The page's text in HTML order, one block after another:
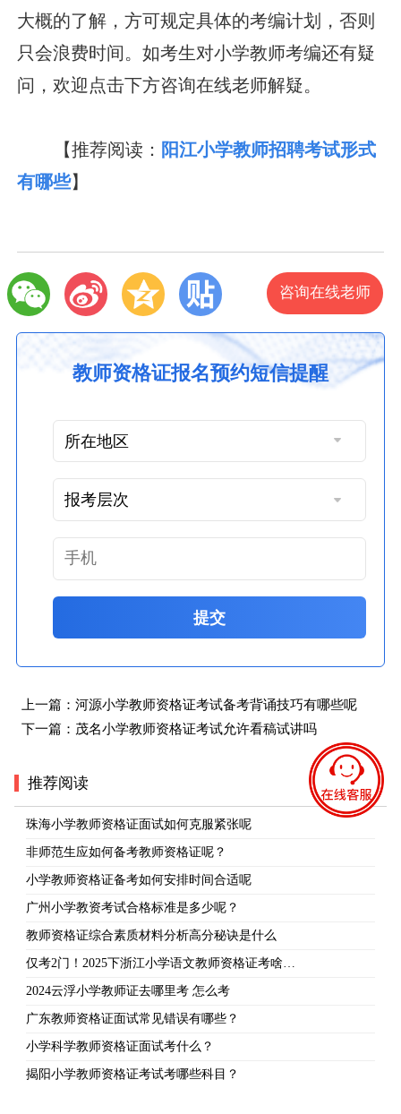
大概的了解，方可规定具体的考编计划，否则
只会浪费时间。如考生对小学教师考编还有疑
问，欢迎点击下方咨询在线老师解疑。
【推荐阅读： 阳江小学教师招聘考试形式
有哪些】
咨询在线老师
教师资格证报名预约短信提醒
提交
上一篇： 河源小学教师资格证考试备考背诵技巧有哪些呢
下一篇： 茂名小学教师资格证考试允许看稿试讲吗
推荐阅读
珠海小学教师资格证面试如何克服紧张呢
非师范生应如何备考教师资格证呢？
小学教师资格证备考如何安排时间合适呢
广州小学教资考试合格标准是多少呢？
教师资格证综合素质材料分析高分秘诀是什么
仅考2门！2025下浙江小学语文教师资格证考啥…
2024云浮小学教师证去哪里考 怎么考
广东教师资格证面试常见错误有哪些？
小学科学教师资格证面试考什么？
揭阳小学教师资格证考试考哪些科目？